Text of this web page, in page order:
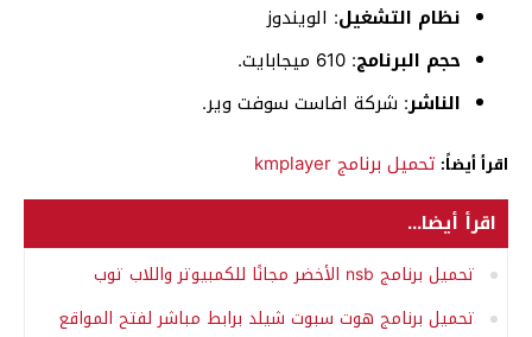
نظام التشغيل: الويندوز
حجم البرنامج: 610 ميجابايت.
الناشر: شركة افاست سوفت وير.
اقرأ أيضاً: تحميل برنامج kmplayer
اقرأ أيضا...
تحميل برنامج nsb الأخضر مجانًا للكمبيوتر واللاب توب
تحميل برنامج هوت سبوت شيلد برابط مباشر لفتح المواقع